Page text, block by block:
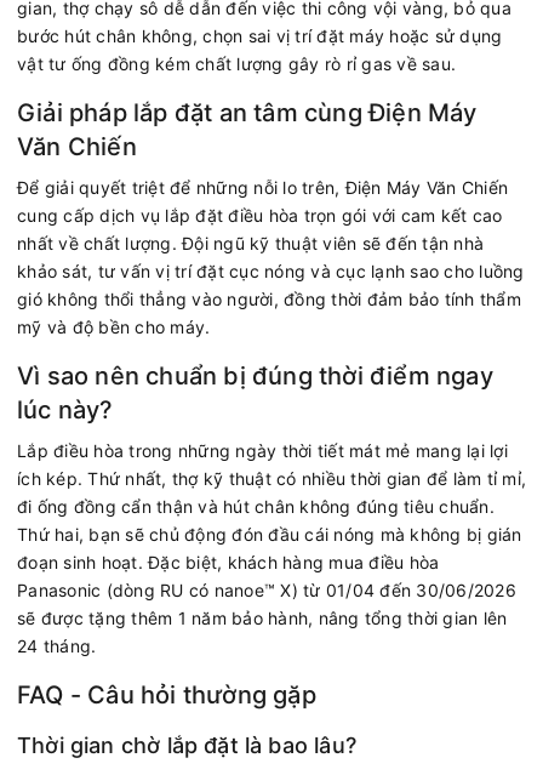
gian, thợ chạy sô dễ dẫn đến việc thi công vội vàng, bỏ qua
bước hút chân không, chọn sai vị trí đặt máy hoặc sử dụng
vật tư ống đồng kém chất lượng gây rò rỉ gas về sau.
Giải pháp lắp đặt an tâm cùng Điện Máy
Văn Chiến
Để giải quyết triệt để những nỗi lo trên, Điện Máy Văn Chiến
cung cấp dịch vụ lắp đặt điều hòa trọn gói với cam kết cao
nhất về chất lượng. Đội ngũ kỹ thuật viên sẽ đến tận nhà
khảo sát, tư vấn vị trí đặt cục nóng và cục lạnh sao cho luồng
gió không thổi thẳng vào người, đồng thời đảm bảo tính thẩm
mỹ và độ bền cho máy.
Vì sao nên chuẩn bị đúng thời điểm ngay
lúc này?
Lắp điều hòa trong những ngày thời tiết mát mẻ mang lại lợi
ích kép. Thứ nhất, thợ kỹ thuật có nhiều thời gian để làm tỉ mỉ,
đi ống đồng cẩn thận và hút chân không đúng tiêu chuẩn.
Thứ hai, bạn sẽ chủ động đón đầu cái nóng mà không bị gián
đoạn sinh hoạt. Đặc biệt, khách hàng mua điều hòa
Panasonic (dòng RU có nanoe™ X) từ 01/04 đến 30/06/2026
sẽ được tặng thêm 1 năm bảo hành, nâng tổng thời gian lên
24 tháng.
FAQ - Câu hỏi thường gặp
Thời gian chờ lắp đặt là bao lâu?